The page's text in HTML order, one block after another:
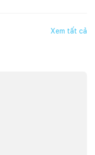
Xem tất cả